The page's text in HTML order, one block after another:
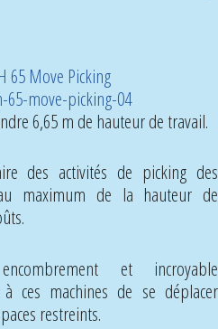
6,65 m de hauteur de travail.
des activités de picking des
maximum de la hauteur de
et incroyable
ces machines de se déplacer
restreints.